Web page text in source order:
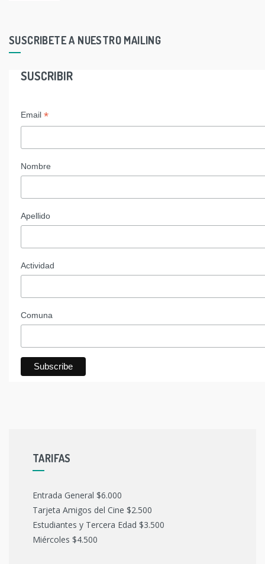
SUSCRIBETE A NUESTRO MAILING
SUSCRIBIR
Email *
Nombre
Apellido
Actividad
Comuna
TARIFAS
Entrada General $6.000
Tarjeta Amigos del Cine $2.500
Estudiantes y Tercera Edad $3.500
Miércoles $4.500